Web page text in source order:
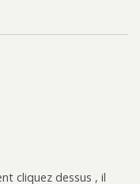
cliquez dessus , il